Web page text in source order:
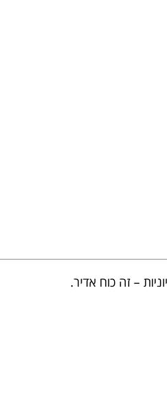
– זה כוח אדיר.